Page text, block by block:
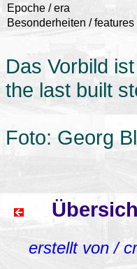
Epoche / era
Besonderheiten / features
Das Vorbild
the last built
Foto: Georg
erstellt von /